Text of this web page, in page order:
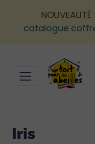
NOUVEAUTÉ :
catalogue
Iris